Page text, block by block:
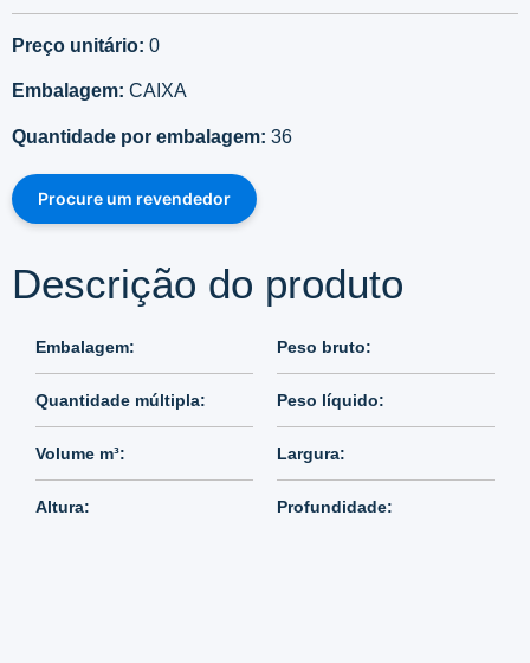
Preço unitário: 0
Embalagem: CAIXA
Quantidade por embalagem: 36
Procure um revendedor
Descrição do produto
Embalagem:
Quantidade múltipla:
Volume m³:
Altura:
Peso bruto:
Peso líquido:
Largura:
Profundidade: